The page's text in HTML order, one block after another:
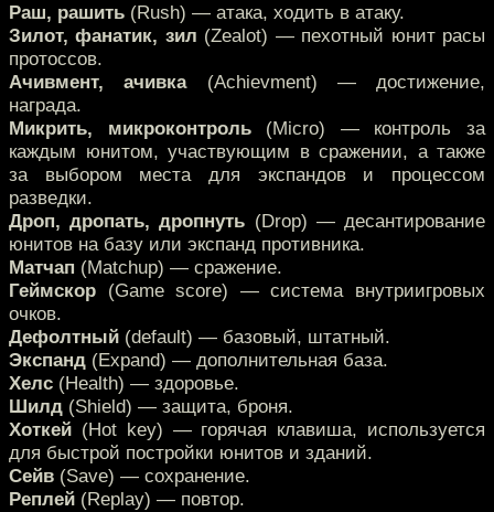
Раш, рашить (Rush) — атака, ходить в атаку.
Зилот, фанатик, зил (Zealot) — пехотный юнит расы
протоссов.
Ачивмент, ачивка(Achievment) — достижение,
награда.
Микрить, микроконтроль(Micro) — контроль за
каждым юнитом, участвующим в сражении, а также
за выбором места для экспандов и процессом
разведки.
Дроп, дропать, дропнуть (Drop) — десантирование
юнитов на базу или экспанд противника.
Матчап (Matchup) — сражение.
Геймскор (Game score) — система внутриигровых
очков.
Дефолтный (default) — базовый, штатный.
Экспанд (Expand) — дополнительная база.
Хелс (Health) — здоровье.
Шилд (Shield) — защита, броня.
Хоткей (Hot key) — горячая клавиша, используется
для быстрой постройки юнитов и зданий.
Сейв (Save) — сохранение.
Реплей (Replay) — повтор.